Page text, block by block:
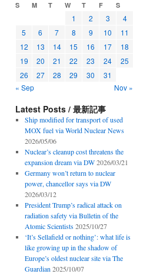
S M T W T F S
1 2 3
4
5
6 7 8 9 10
11
12
13 14 15 16 17
18
19
20 21 22 23 24
25
26
27 28 29 30
31
« Sep
Nov »
Latest Posts / 最新記事
Ship modified for transport of used
MOX fuel via World Nuclear News
2026/05/06
Nuclear’s cleanup cost threatens the
expansion dream via DW 2026/03/21
Germany won’t return to nuclear
power, chancellor says via DW
2026/03/12
President Trump’s radical attack on
radiation safety via Bulletin of the
Atomic Scientists 2025/10/27
‘It’s Sellafield or nothing’: what life is
like growing up in the shadow of
Europe’s oldest nuclear site via The
Guardian 2025/10/07